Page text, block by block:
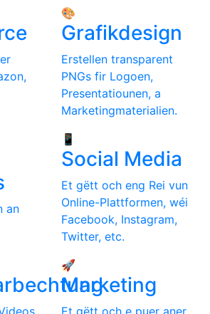
🎨
Grafikdesign
Erstellen transparent
PNGs fir Logoen,
Presentatiounen, a
Marketingmaterialien.
an
📱
Social Media
Et gëtt och eng Rei vun
Online-Plattformen, wéi
Facebook, Instagram,
Twitter, etc.
🚀
Marketing
Et gëtt och e puer aner,